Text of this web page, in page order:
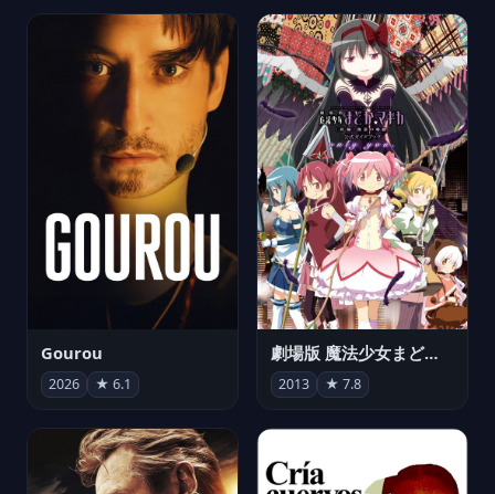
Gourou
2026 ★ 6.1
劇場版 魔法少女まどか☆マギカ[新編]叛逆の物語
2013 ★ 7.8